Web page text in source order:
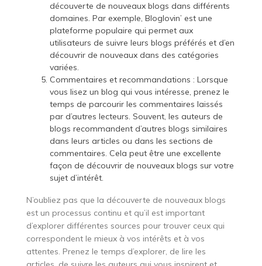
découverte de nouveaux blogs dans différents
domaines. Par exemple, Bloglovin’ est une
plateforme populaire qui permet aux
utilisateurs de suivre leurs blogs préférés et d’en
découvrir de nouveaux dans des catégories
variées.
Commentaires et recommandations : Lorsque
vous lisez un blog qui vous intéresse, prenez le
temps de parcourir les commentaires laissés
par d’autres lecteurs. Souvent, les auteurs de
blogs recommandent d’autres blogs similaires
dans leurs articles ou dans les sections de
commentaires. Cela peut être une excellente
façon de découvrir de nouveaux blogs sur votre
sujet d’intérêt.
N’oubliez pas que la découverte de nouveaux blogs
est un processus continu et qu’il est important
d’explorer différentes sources pour trouver ceux qui
correspondent le mieux à vos intérêts et à vos
attentes. Prenez le temps d’explorer, de lire les